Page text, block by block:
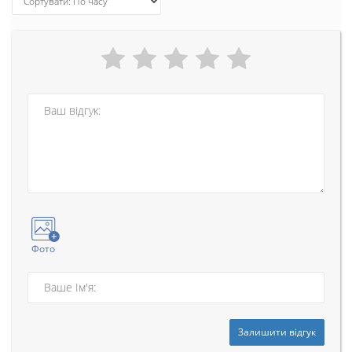
Фото
Залишити відгук